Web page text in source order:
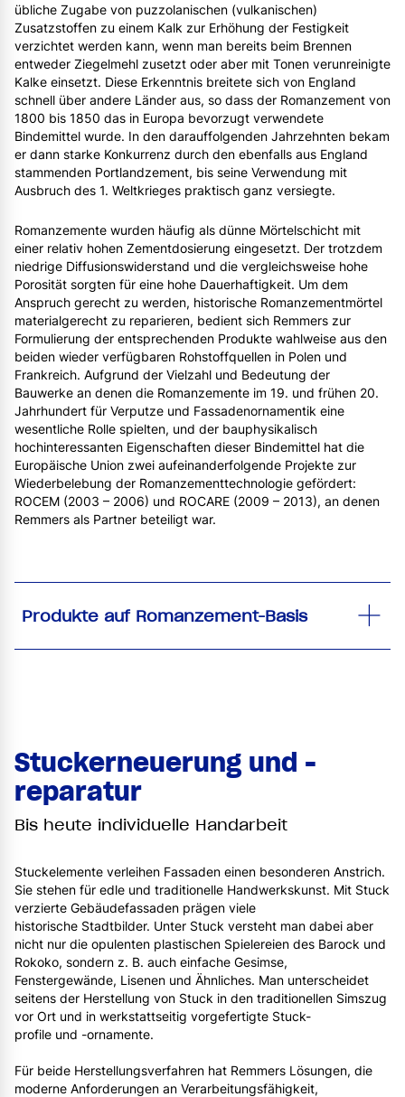
übliche Zugabe von puzzolanischen (vulkanischen)
Zusatzstoffen zu einem Kalk zur Erhöhung der Festigkeit
verzichtet werden kann, wenn man bereits beim Brennen
entweder Ziegelmehl zusetzt oder aber mit Tonen verunreinigte
Kalke einsetzt. Diese Erkenntnis breitete sich von England
schnell über andere Länder aus, so dass der Romanzement von
1800 bis 1850 das in Europa bevorzugt verwendete
Bindemittel wurde. In den darauffolgenden Jahrzehnten bekam
er dann starke Konkurrenz durch den ebenfalls aus England
stammenden Portlandzement, bis seine Verwendung mit
Ausbruch des 1. Weltkrieges praktisch ganz versiegte.
Romanzemente wurden häufig als dünne Mörtelschicht mit
einer relativ hohen Zementdosierung eingesetzt. Der trotzdem
niedrige Diffusionswiderstand und die vergleichsweise hohe
Porosität sorgten für eine hohe Dauerhaftigkeit. Um dem
Anspruch gerecht zu werden, historische Romanzementmörtel
materialgerecht zu reparieren, bedient sich Remmers zur
Formulierung der entsprechenden Produkte wahlweise aus den
beiden wieder verfügbaren Rohstoffquellen in Polen und
Frankreich. Aufgrund der Vielzahl und Bedeutung der
Bauwerke an denen die Romanzemente im 19. und frühen 20.
Jahrhundert für Verputze und Fassadenornamentik eine
wesentliche Rolle spielten, und der bauphysikalisch
hochinteressanten Eigenschaften dieser Bindemittel hat die
Europäische Union zwei aufeinanderfolgende Projekte zur
Wiederbelebung der Romanzementtechnologie gefördert:
ROCEM (2003 – 2006) und ROCARE (2009 – 2013), an denen
Remmers als Partner beteiligt war.
Produkte auf Romanzement-Basis
Stuckerneuerung und -
reparatur
Bis heute individuelle Handarbeit
Stuckelemente verleihen Fassaden einen besonderen Anstrich.
Sie stehen für edle und traditionelle Handwerkskunst. Mit Stuck
verzierte Gebäudefassaden prägen viele
historische Stadtbilder. Unter Stuck versteht man dabei aber
nicht nur die opulenten plastischen Spielereien des Barock und
Rokoko, sondern z. B. auch einfache Gesimse,
Fenstergewände, Lisenen und Ähnliches. Man unterscheidet
seitens der Herstellung von Stuck in den traditionellen Simszug
vor Ort und in werkstattseitig vorgefertigte Stuck-
profile und -ornamente.
Für beide Herstellungsverfahren hat Remmers Lösungen, die
moderne Anforderungen an Verarbeitungsfähigkeit,